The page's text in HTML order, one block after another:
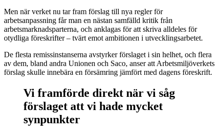
Men när verket nu tar fram förslag till nya regler för
arbetsanpassning får man en nästan samfälld kritik från
arbetsmarknadsparterna, och anklagas för att skriva alldeles för
otydliga föreskrifter – tvärt emot ambitionen i utvecklingsarbetet.
De flesta remissinstanserna avstyrker förslaget i sin helhet, och flera
av dem, bland andra Unionen och Saco, anser att Arbetsmiljöverkets
förslag skulle innebära en försämring jämfört med dagens föreskrift.
Vi framförde direkt när vi såg
förslaget att vi hade mycket
synpunkter